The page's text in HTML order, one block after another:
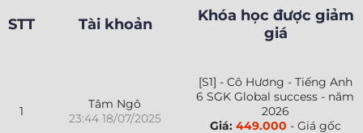
STT Tài khoản
Khóa học được giảm
giá
1
Tâm Ngô
23:44 18/07/2025
[S1] - Cô Hương - Tiếng Anh
6 SGK Global success - năm
2026
Giá: 449.000 - Giá gốc